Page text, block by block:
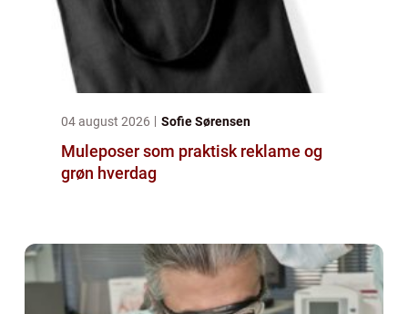
04 august 2026 Sofie Sørensen
Muleposer som praktisk reklame og
grøn hverdag